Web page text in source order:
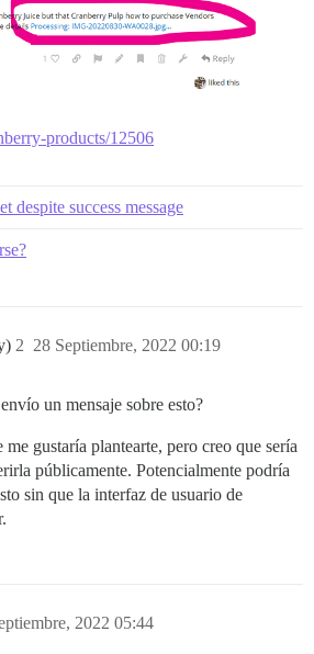
products/12506
despite success message
28 Septiembre, 2022 00:19
2
un mensaje sobre esto?
me gustaría plantearte, pero creo que sería
públicamente. Potencialmente podría
sin que la interfaz de usuario de
2022 05:44